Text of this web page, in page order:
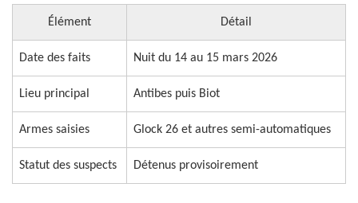
Élément Détail
Date des faits Nuit du 14 au 15 mars 2026
Lieu principal Antibes puis Biot
Armes saisies Glock 26 et autres semi-automatiques
Statut des suspects Détenus provisoirement